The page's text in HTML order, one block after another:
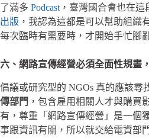
了滿多 Podcast ，臺灣國合會也在
出版 ，我認為這都是可以幫助組織
每次臨時有需要時，才開始手忙腳
六、網路宣傳經營必須全面性規畫
倡議或研究型的 NGOs 真的應該尋
傳部門 ，包含雇用相關人才與購買
有，尊重「網路宣傳經營」是一個
事跟資訊有關，所以就交給電資部